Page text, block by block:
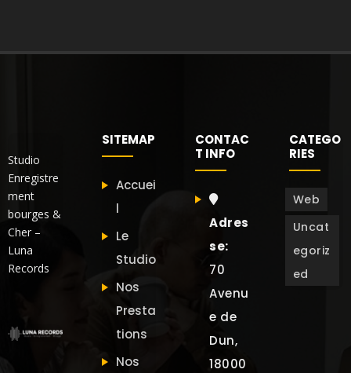
Studio
Enregistre
ment
bourges &
Cher –
Luna
Records
SITEMAP
Accuei
l
Le
Studio
Nos
Presta
tions
Nos
CONTAC
T INFO
Adres
se:
70
Avenu
e de
Dun,
18000
CATEGO
RIES
Web
Uncat
egoriz
ed